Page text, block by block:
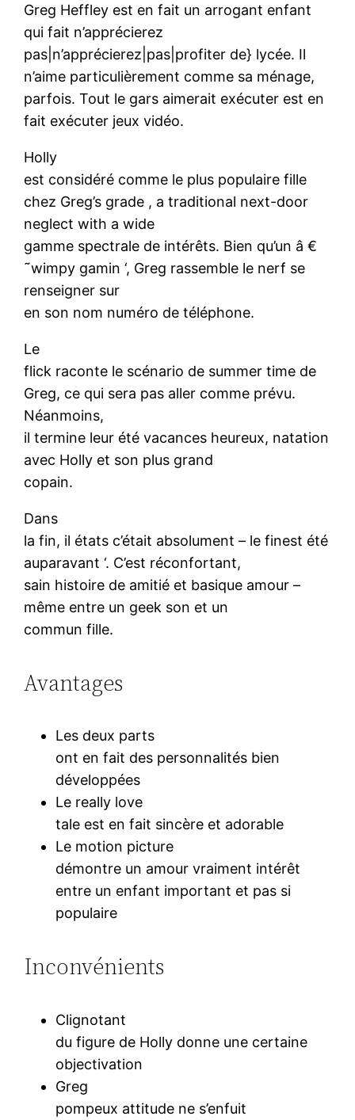
Greg Heffley est en fait un arrogant enfant
qui fait n’apprécierez
pas|n’apprécierez|pas|profiter de} lycée. Il
n’aime particulièrement comme sa ménage,
parfois. Tout le gars aimerait exécuter est en
fait exécuter jeux vidéo.
Holly
est considéré comme le plus populaire fille
chez Greg’s grade , a traditional next-door
neglect with a wide
gamme spectrale de intérêts. Bien qu’un â €
˜wimpy gamin ‘, Greg rassemble le nerf se
renseigner sur
en son nom numéro de téléphone.
Le
flick raconte le scénario de summer time de
Greg, ce qui sera pas aller comme prévu.
Néanmoins,
il termine leur été vacances heureux, natation
avec Holly et son plus grand
copain.
Dans
la fin, il états c’était absolument – le finest été
auparavant ‘. C’est réconfortant,
sain histoire de amitié et basique amour –
même entre un geek son et un
commun fille.
Avantages
Les deux parts
ont en fait des personnalités bien
développées
Le really love
tale est en fait sincère et adorable
Le motion picture
démontre un amour vraiment intérêt
entre un enfant important et pas si
populaire
Inconvénients
Clignotant
du figure de Holly donne une certaine
objectivation
Greg
pompeux attitude ne s’enfuit